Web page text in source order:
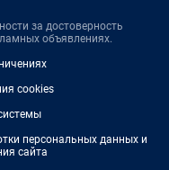
за достоверность
объявлениях.
cookies
персональных данных и
сайта